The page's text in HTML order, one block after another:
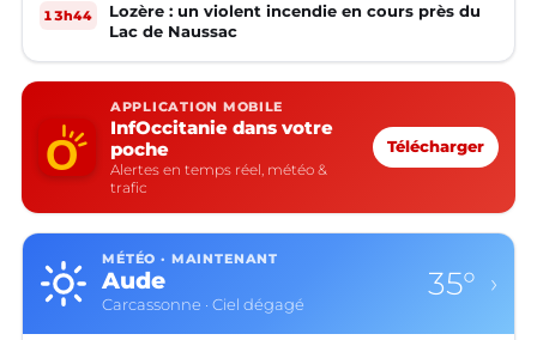
13h44
Lozère : un violent incendie en cours près du
Lac de Naussac
APPLICATION MOBILE
InfOccitanie dans votre
poche
Alertes en temps réel, météo &
trafic
Télécharger
MÉTÉO · MAINTENANT
Aude
Carcassonne · Ciel dégagé
35° ›